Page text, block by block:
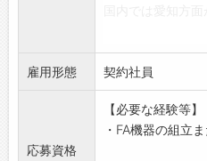
本各地に行く機会
あります。海外
ン、東南アジア等)
の機会も多いです
未経験の方でも
ます。
雇用形態 契約社員
応募資格
【必要な経験等】
・FA機器の組立